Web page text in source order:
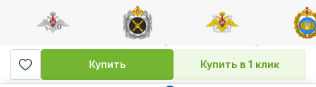
Купить Купить в 1 клик
Министерство
Генштаб ВС РФ
Военно-морской
флот
десантные